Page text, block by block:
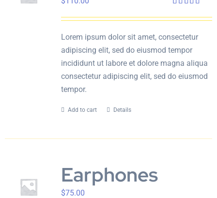
4.00out
Lorem ipsum dolor sit amet, consectetur
adipiscing elit, sed do eiusmod tempor
incididunt ut labore et dolore magna aliqua
consectetur adipiscing elit, sed do eiusmod
tempor.
Add to cart Details
Earphones
$75.00